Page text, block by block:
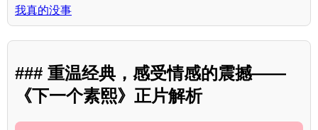
我真的没事
### 重温经典，感受情感的震撼——
《下一个素熙》正片解析